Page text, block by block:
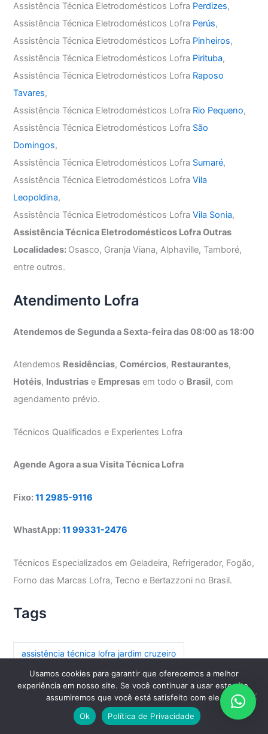
Assistência Técnica Eletrodomésticos Lofra Perdizes,
Assistência Técnica Eletrodomésticos Lofra Perús,
Assistência Técnica Eletrodomésticos Lofra Pinheiros,
Assistência Técnica Eletrodomésticos Lofra Pirituba,
Assistência Técnica Eletrodomésticos Lofra Raposo
Tavares,
Assistência Técnica Eletrodomésticos Lofra Rio Pequeno,
Assistência Técnica Eletrodomésticos Lofra São
Domingos,
Assistência Técnica Eletrodomésticos Lofra Sumaré,
Assistência Técnica Eletrodomésticos LofraVila
Leopoldina,
Assistência Técnica Eletrodomésticos LofraVila Sonia,
Assistência Técnica Eletrodomésticos Lofra Outras
Localidades: Osasco, Granja Viana, Alphaville, Tamboré,
entre outros.
Atendimento Lofra
Atendemos de Segunda a Sexta-feira das 08:00 as 18:00
Atendemos Residências,Comércios, Restaurantes,
Hotéis, Industrias e Empresas em todo o Brasil, com
agendamento prévio.
Técnicos Qualificados e Experientes Lofra
Agende Agora a sua Visita Técnica Lofra
Fixo:11 2985-9116
WhastApp:11 99331-2476
Técnicos Especializados em Geladeira, Refrigerador, Fogão,
Forno das Marcas Lofra, Tecno e Bertazzoni no Brasil.
Tags
assistência técnica lofra jardim cruzeiro
assistência técnica lofra parada inglesa
assistência técnica lofra paraíso
assistência técnica lofra paraíso do morumbi
Usamos cookies para garantir que oferecemos a melhor
experiência em nosso site. Se você continuar a usar este site,
assumiremos que você está satisfeito com ele.
Ok
Política de Privacidade